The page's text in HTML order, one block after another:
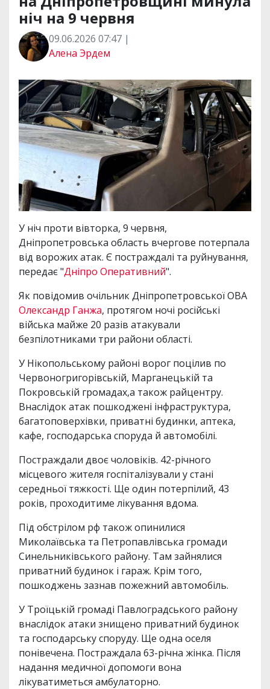
ніч на 9 червня
09.06.2026 07:47 |
Алена Эрдем
У ніч проти вівторка, 9 червня,
Дніпропетровська область вчергове потерпала
від ворожих атак. Є постраждалі та руйнування,
передає "Дніпро Оперативний".
Як повідомив очільник Дніпропетровської ОВА
Олександр Ганжа, протягом ночі російські
війська майже 20 разів атакували
безпілотниками три райони області.
У Нікопольському районі ворог поцілив по
Червоногригорівській, Марганецькій та
Покровській громадах,а також райцентру.
Внаслідок атак пошкоджені інфраструктура,
багатоповерхівки, приватні будинки, аптека,
кафе, господарська споруда й автомобілі.
Постраждали двоє чоловіків. 42-річного
місцевого жителя госпіталізували у стані
середньої тяжкості. Ще один потерпілий, 43
років, проходитиме лікування вдома.
Під обстрілом рф також опинилися
Миколаївська та Петропавлівська громади
Синельниківського району. Там зайнялися
приватний будинок і гараж. Крім того,
пошкоджень зазнав пожежний автомобіль.
У Троїцькій громаді Павлоградського району
внаслідок атаки знищено приватний будинок
та господарську споруду. Ще одна оселя
понівечена. Постраждала 63-річна жінка. Після
надання медичної допомоги вона
лікуватиметься амбулаторно.